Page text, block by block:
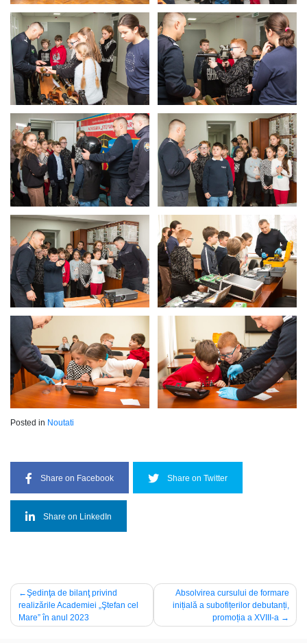
Posted in Noutati
Share on Facebook Share on Twitter
Share on LinkedIn
Post
navigation
Şedinţa de bilanţ privind
realizările Academiei „Ştefan cel
Mare” în anul 2023
Absolvirea cursului de formare
inițială a subofițerilor debutanți,
promoția a XVIII-a